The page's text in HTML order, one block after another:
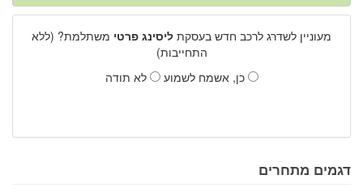
מעוניין לשדרג לרכב חדש בעסקת ליסינג פרטי משתלמת? (ללא
התחייבות)
כן, אשמח לשמוע
לא תודה
דגמים מתחרים